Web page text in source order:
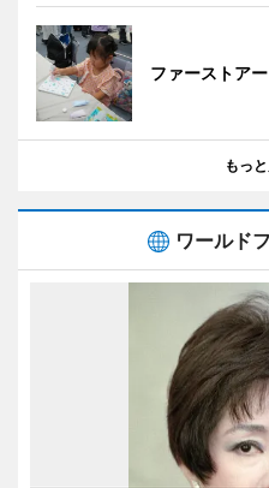
ファーストア
もっ
ワールド